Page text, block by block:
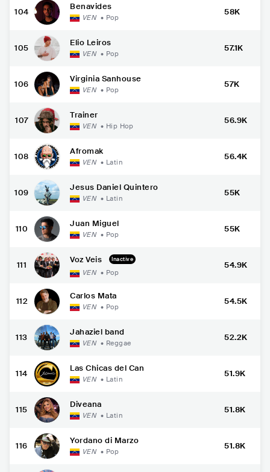
104
Benavides
VEN • Pop
58K
105
Elio Leiros
VEN • Pop
57.1K
106
Virginia Sanhouse
VEN • Pop
57K
107
Trainer
VEN • Hip Hop
56.9K
108
Afromak
VEN • Latin
56.4K
109
Jesus Daniel Quintero
VEN • Latin
55K
110
Juan Miguel
VEN • Pop
55K
111
Voz Veis Inactive
VEN • Pop
54.9K
112
Carlos Mata
VEN • Pop
54.5K
113
Jahaziel band
VEN • Reggae
52.2K
114
Las Chicas del Can
VEN • Latin
51.9K
115
Diveana
VEN • Latin
51.8K
116
Yordano di Marzo
VEN • Pop
51.8K